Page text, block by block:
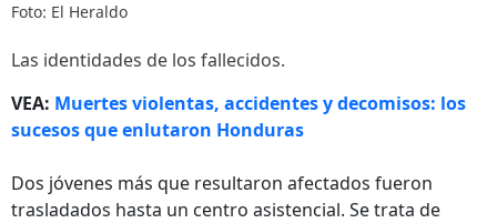
Foto: El Heraldo
Las identidades de los fallecidos.
VEA: Muertes violentas, accidentes y decomisos: los
sucesos que enlutaron Honduras
Dos jóvenes más que resultaron afectados fueron
trasladados hasta un centro asistencial. Se trata de